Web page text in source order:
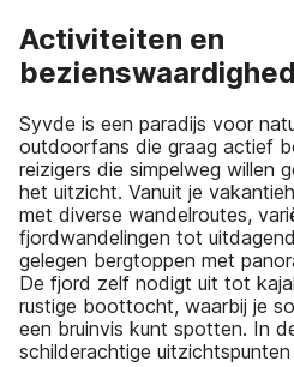
Activiteiten en
Syvde is een paradijs voor
outdoorfans die graag actief
reizigers die simpelweg willen
het uitzicht. Vanuit je
met diverse wandelroutes,
fjordwandelingen tot
gelegen bergtoppen met
De fjord zelf nodigt uit tot
rustige boottocht, waarbij je
een bruinvis kunt spotten. In
schilderachtige